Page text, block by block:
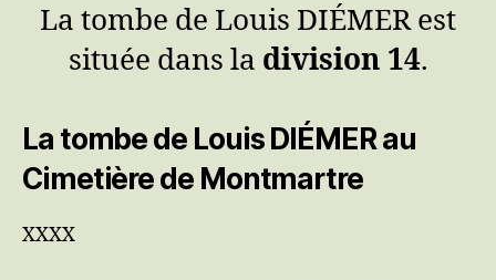
La tombe de Louis DIÉMER est
située dans la division 14.
La tombe de Louis DIÉMER au
Cimetière de Montmartre
XXXX